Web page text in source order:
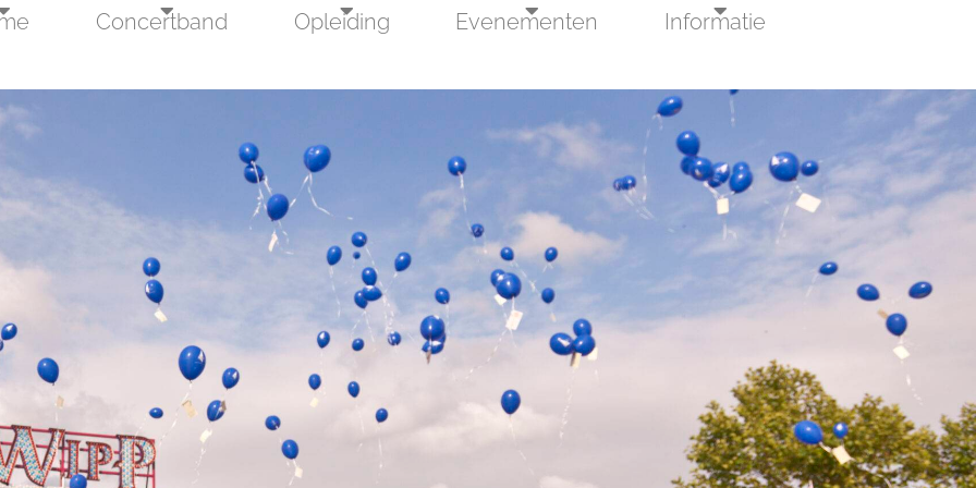
Concertband Opleiding Evenementen Informatie